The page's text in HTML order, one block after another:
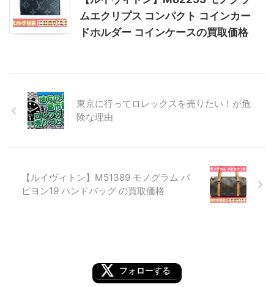
ムエクリプス コンパクト コインカー
ドホルダー コインケースの買取価格
東京に行ってロレックスを売りたい！が危
険な理由
【ルイヴィトン】M51389 モノグラム パ
ピヨン19 ハンドバッグ の買取価格
フォローする